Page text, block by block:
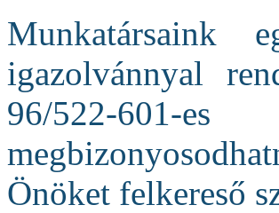
Munkatársaink
igazolvánnyal
96/522-
Önöket felkereső